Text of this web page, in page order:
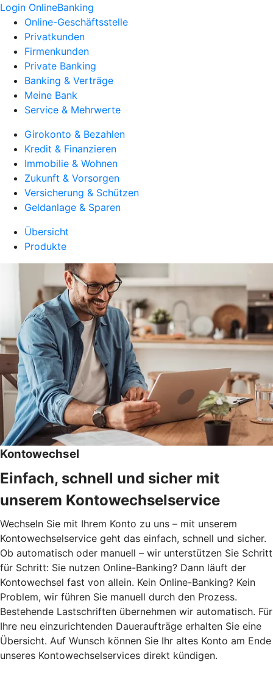
Login OnlineBanking
Online-Geschäftsstelle
Privatkunden
Firmenkunden
Private Banking
Banking & Verträge
Meine Bank
Service & Mehrwerte
Girokonto & Bezahlen
Kredit & Finanzieren
Immobilie & Wohnen
Zukunft & Vorsorgen
Versicherung & Schützen
Geldanlage & Sparen
Übersicht
Produkte
Kontowechsel
Einfach, schnell und sicher mit
unserem Kontowechselservice
Wechseln Sie mit Ihrem Konto zu uns – mit unserem
Kontowechselservice geht das einfach, schnell und sicher.
Ob automatisch oder manuell – wir unterstützen Sie Schritt
für Schritt: Sie nutzen Online-Banking? Dann läuft der
Kontowechsel fast von allein. Kein Online-Banking? Kein
Problem, wir führen Sie manuell durch den Prozess.
Bestehende Lastschriften übernehmen wir automatisch. Für
Ihre neu einzurichtenden Daueraufträge erhalten Sie eine
Übersicht. Auf Wunsch können Sie Ihr altes Konto am Ende
unseres Kontowechselservices direkt kündigen.